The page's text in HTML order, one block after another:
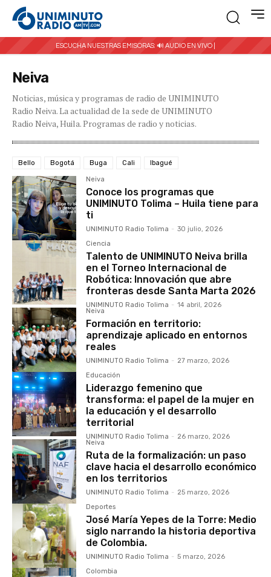
ESCUCHA NUESTRAS EMISORAS: 🔊 AUDIO EN VIVO |
Neiva
Noticias, música y programas de radio de UNIMINUTO
Radio Neiva. La actualidad de la sede de UNIMINUTO
Radio Neiva, Huila. Programas de radio y noticias.
Bello Bogotá Buga Cali Ibagué
Neiva
Conoce los programas que
UNIMINUTO Tolima – Huila tiene para
ti
UNIMINUTO Radio Tolima - 30 julio, 2026
Ciencia
Talento de UNIMINUTO Neiva brilla
en el Torneo Internacional de
Robótica: Innovación que abre
fronteras desde Santa Marta 2026
UNIMINUTO Radio Tolima - 14 abril, 2026
Neiva
Formación en territorio:
aprendizaje aplicado en entornos
reales
UNIMINUTO Radio Tolima - 27 marzo, 2026
Educación
Liderazgo femenino que
transforma: el papel de la mujer en
la educación y el desarrollo
territorial
UNIMINUTO Radio Tolima - 26 marzo, 2026
Neiva
Ruta de la formalización: un paso
clave hacia el desarrollo económico
en los territorios
UNIMINUTO Radio Tolima - 25 marzo, 2026
Deportes
José María Yepes de la Torre: Medio
siglo narrando la historia deportiva
de Colombia.
UNIMINUTO Radio Tolima - 5 marzo, 2026
Colombia